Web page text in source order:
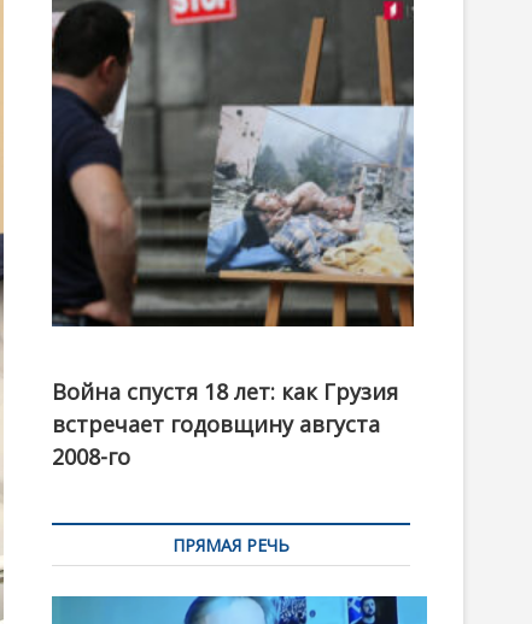
o
n
канал
Война спустя 18 лет: как Грузия
встречает годовщину августа
2008-го
ПРЯМАЯ РЕЧЬ